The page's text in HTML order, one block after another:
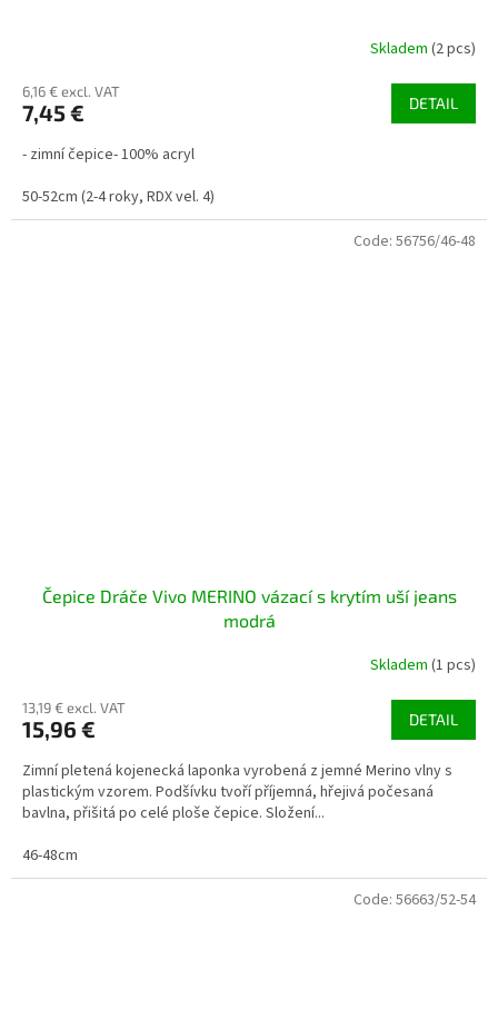
Skladem (2 pcs)
6,16 € excl. VAT
7,45 € DETAIL
- zimní čepice- 100% acryl
50-52cm (2-4 roky, RDX vel. 4)
Čepice Dráče Vivo MERINO vázací s krytím uší jeans
modrá
Skladem (1 pcs)
13,19 € excl. VAT
15,96 € DETAIL
Zimní pletená kojenecká laponka vyrobená z jemné Merino vlny s
plastickým vzorem. Podšívku tvoří příjemná, hřejivá počesaná
bavlna, přišitá po celé ploše čepice. Složení...
46-48cm
Code: 56756/46-48
Code: 56663/52-54